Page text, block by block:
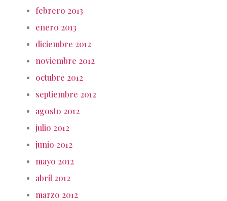
febrero 2013
enero 2013
diciembre 2012
noviembre 2012
octubre 2012
septiembre 2012
agosto 2012
julio 2012
junio 2012
mayo 2012
abril 2012
marzo 2012